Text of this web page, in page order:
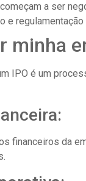
a ser
e regulamentação
minha
IPO é um
financeiros da